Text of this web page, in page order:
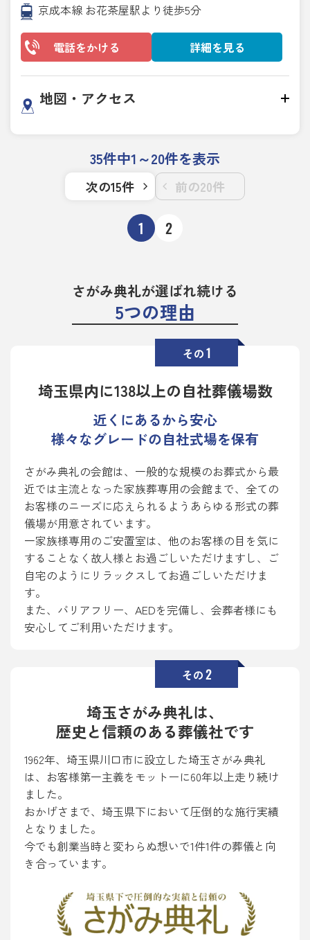
京成本線 お花茶屋駅より徒歩5分
電話をかける 詳細を見る
地図・アクセス
35件中1～20件を表示
前の20件
1 2
次の15件
さがみ典礼が選ばれ続ける
5つの理由
その1
埼玉県内に138以上の自社葬儀場数
近くにあるから安心
様々なグレードの自社式場を保有
さがみ典礼の会館は、一般的な規模のお葬式から最
近では主流となった家族葬専用の会館まで、全ての
お客様のニーズに応えられるようあらゆる形式の葬
儀場が用意されています。
一家族様専用のご安置室は、他のお客様の目を気に
することなく故人様とお過ごしいただけますし、ご
自宅のようにリラックスしてお過ごしいただけま
す。
また、バリアフリー、AEDを完備し、会葬者様にも
安心してご利用いただけます。
その2
埼玉さがみ典礼は、
歴史と信頼のある葬儀社です
1962年、埼玉県川口市に設立した埼玉さがみ典礼
は、お客様第一主義をモットーに60年以上走り続け
ました。
おかげさまで、埼玉県下において圧倒的な施行実績
となりました。
今でも創業当時と変わらぬ想いで1件1件の葬儀と向
き合っています。